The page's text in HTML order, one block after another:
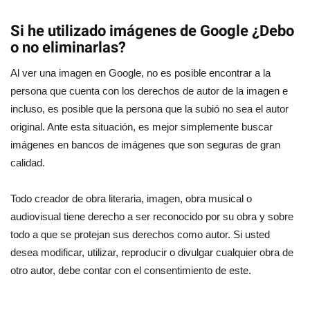
Si he utilizado imágenes de Google ¿Debo
o no eliminarlas?
Al ver una imagen en Google, no es posible encontrar a la
persona que cuenta con los derechos de autor de la imagen e
incluso, es posible que la persona que la subió no sea el autor
original. Ante esta situación, es mejor simplemente buscar
imágenes en bancos de imágenes que son seguras de gran
calidad.
Todo creador de obra literaria, imagen, obra musical o
audiovisual tiene derecho a ser reconocido por su obra y sobre
todo a que se protejan sus derechos como autor. Si usted
desea modificar, utilizar, reproducir o divulgar cualquier obra de
otro autor, debe contar con el consentimiento de este.